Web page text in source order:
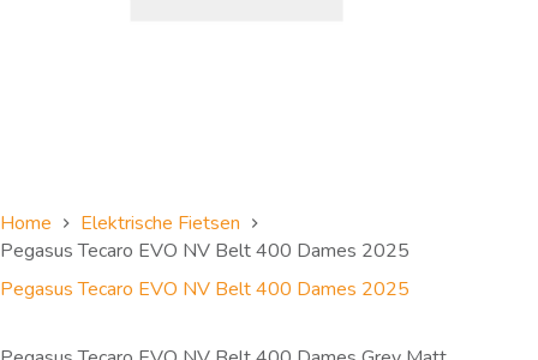
Home
Elektrische Fietsen
Pegasus Tecaro EVO NV Belt 400 Dames 2025
Pegasus Tecaro EVO NV Belt 400 Dames 2025